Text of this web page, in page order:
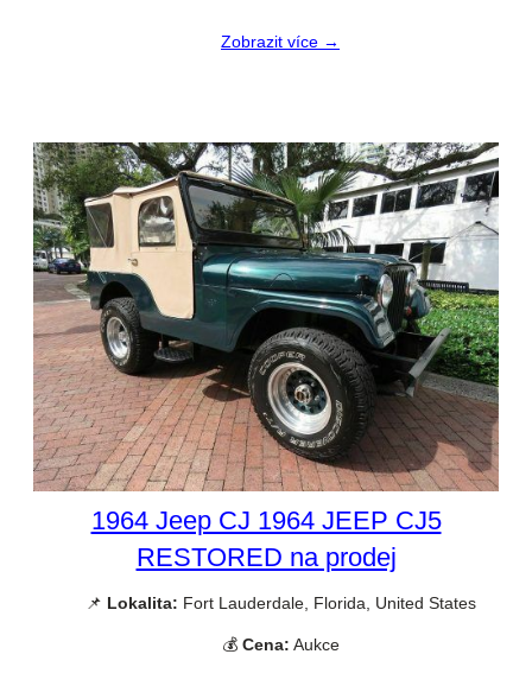
Zobrazit více →
1964 Jeep CJ 1964 JEEP CJ5
RESTORED na prodej
📌 Lokalita: Fort Lauderdale, Florida, United States
💰 Cena: Aukce